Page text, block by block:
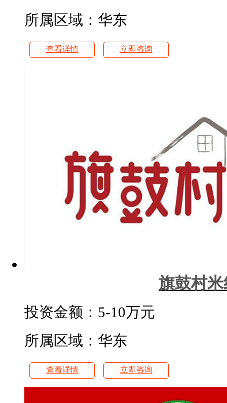
所属区域：华东
查看详情 立即咨询
旗鼓村
投资金额： 5-10万元
所属区域：华东
查看详情 立即咨询